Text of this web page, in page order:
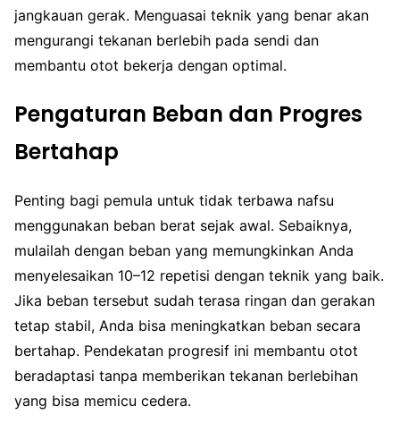
jangkauan gerak. Menguasai teknik yang benar akan
mengurangi tekanan berlebih pada sendi dan
membantu otot bekerja dengan optimal.
Pengaturan Beban dan Progres
Bertahap
Penting bagi pemula untuk tidak terbawa nafsu
menggunakan beban berat sejak awal. Sebaiknya,
mulailah dengan beban yang memungkinkan Anda
menyelesaikan 10–12 repetisi dengan teknik yang baik.
Jika beban tersebut sudah terasa ringan dan gerakan
tetap stabil, Anda bisa meningkatkan beban secara
bertahap. Pendekatan progresif ini membantu otot
beradaptasi tanpa memberikan tekanan berlebihan
yang bisa memicu cedera.